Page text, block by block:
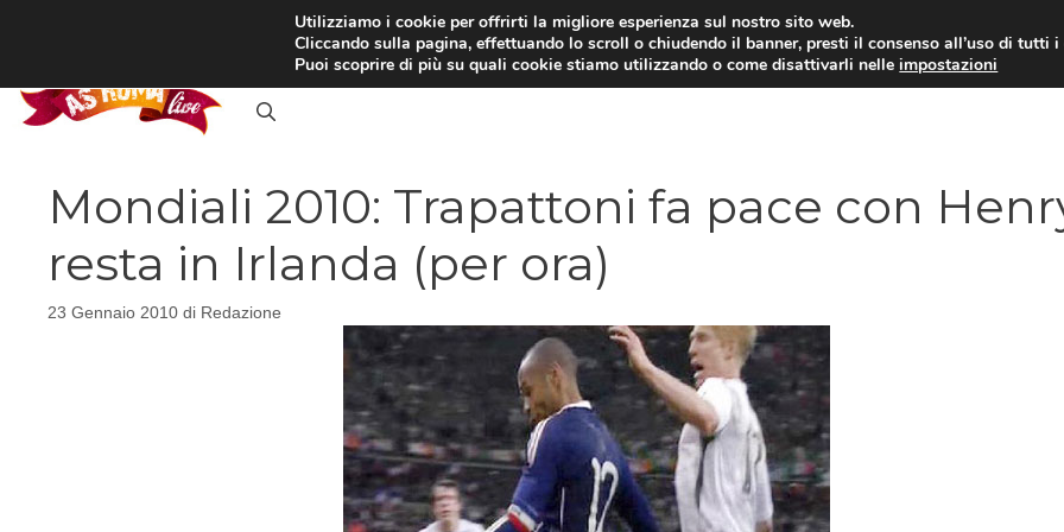
RASSEGNA STAMPA INTERVISTE CALCIOMERCATO CAMPIONATO
Mondiali 2010: Trapattoni fa pace con
resta in Irlanda (per ora)
23 Gennaio 2010 di Redazione
Utilizziamo i cookie per offrirti la migliore esperienza sul nostro sito web.
Cliccando sulla pagina, effettuando lo scroll o chiudendo il banner, presti il consenso all’uso di tutti i
Puoi scoprire di più su quali cookie stiamo utilizzando o come disattivarli nelleimpostazioni